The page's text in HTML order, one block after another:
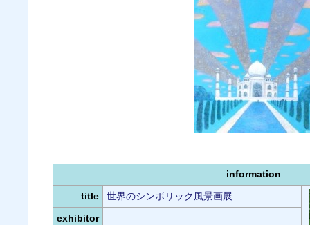
information
title
世界のシンボリック風景画展
exhibitor